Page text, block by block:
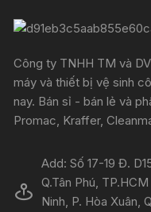
Công ty TNHH TM và
máy và thiết bị vệ sinh
nay. Bán sỉ - bán lẻ và
Promac, Kraffer,
Add: Số 17-19 Đ.
Q.Tân Phú,
Ninh, P. Hòa Xuân,